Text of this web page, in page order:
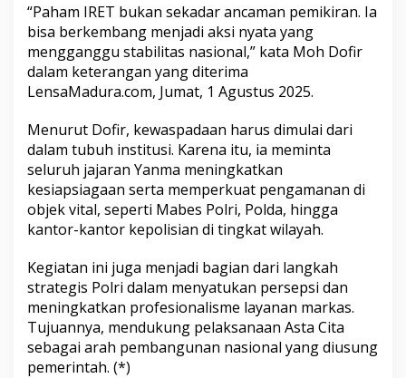
s
P
o
r
i
“Paham IRET bukan sekadar ancaman pemikiran. Ia
bisa berkembang menjadi aksi nyata yang
mengganggu stabilitas nasional,” kata Moh Dofir
dalam keterangan yang diterima
LensaMadura.com, Jumat, 1 Agustus 2025.
Menurut Dofir, kewaspadaan harus dimulai dari
dalam tubuh institusi. Karena itu, ia meminta
seluruh jajaran Yanma meningkatkan
kesiapsiagaan serta memperkuat pengamanan di
objek vital, seperti Mabes Polri, Polda, hingga
kantor-kantor kepolisian di tingkat wilayah.
Kegiatan ini juga menjadi bagian dari langkah
strategis Polri dalam menyatukan persepsi dan
meningkatkan profesionalisme layanan markas.
Tujuannya, mendukung pelaksanaan Asta Cita
sebagai arah pembangunan nasional yang diusung
pemerintah. (*)